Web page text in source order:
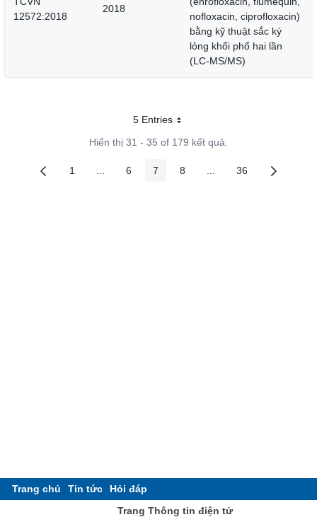
12572:2018
2018
nofloxacin, ciprofloxacin)
bằng kỹ thuật sắc ký
lỏng khối phổ hai lần
(LC-MS/MS)
5 EntriesMỗi trang
Hiển thị 31 - 35 of 179 kết quả.
Các trang trên cổng
1 Các trang trung gian
Các trang trên cổng
6 Các trang trên cổng
7 Các trang trên cổng
8 Các trang trung gian
Các trang trên
36
Trang chủ Tin tức
Hỏi đáp
Trang Thông tin điện tử